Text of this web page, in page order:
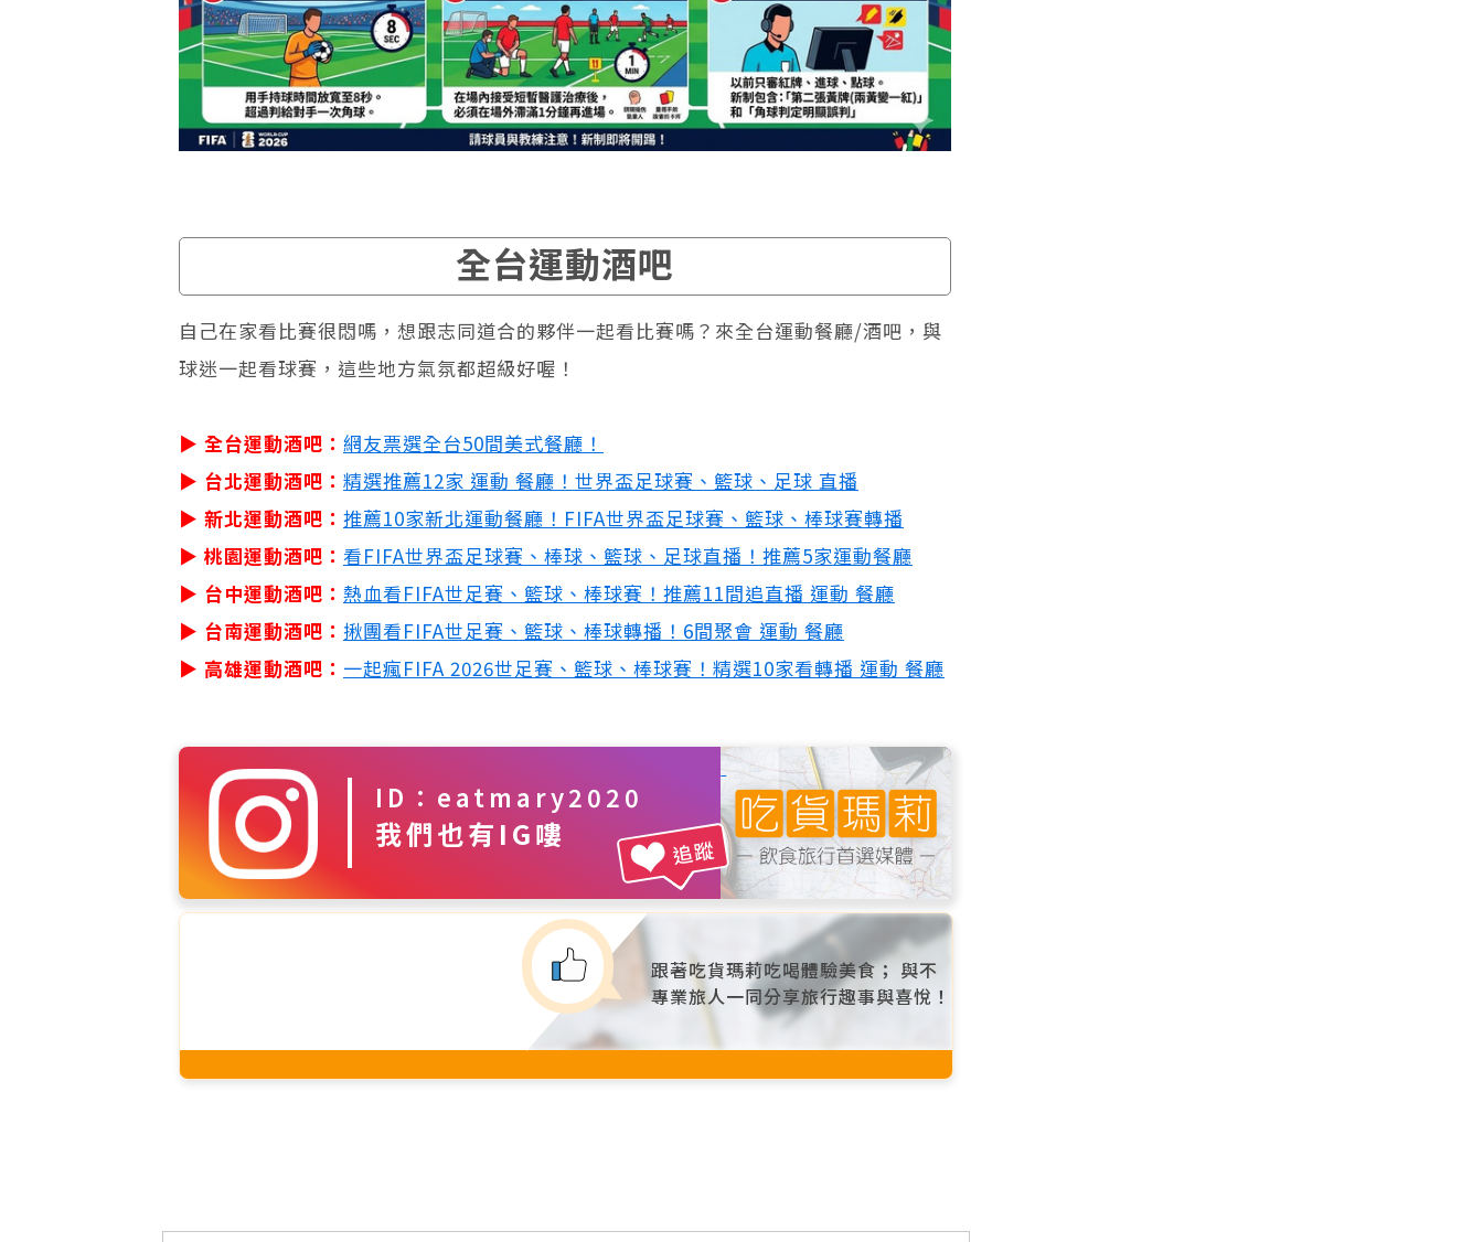
全台運動酒吧
自己在家看比賽很悶嗎，想跟志同道合的夥伴一起看比賽嗎？來全台運動餐廳/酒吧，與
球迷一起看球賽，這些地方氣氛都超級好喔！
▶ 全台運動酒吧： 網友票選全台50間美式餐廳！
▶ 台北運動酒吧： 精選推薦12家 運動 餐廳！世界盃足球賽、籃球、足球 直播
▶ 新北運動酒吧： 推薦10家新北運動餐廳！FIFA世界盃足球賽、籃球、棒球賽轉播
▶ 桃園運動酒吧： 看FIFA世界盃足球賽 、 棒球、籃球、足球直播！推薦5家運動餐廳
▶ 台中運動酒吧： 熱血看FIFA世足賽 、籃球、棒球賽！推薦11間追直播 運動 餐廳
▶ 台南運動酒吧： 揪團看FIFA世足賽 、籃球、棒球轉播！6間聚會 運動 餐廳
▶ 高雄運動酒吧： 一起瘋FIFA 2026世足賽 、籃球、棒球賽！精選10家看轉播 運動 餐廳
ID：eatmary2020
我們也有IG嘍 追蹤
跟著吃貨瑪莉吃喝體驗美食； 與不
專業旅人一同分享旅行趣事與喜悅！